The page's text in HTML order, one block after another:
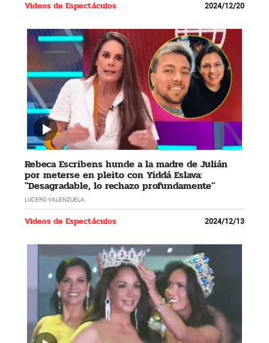
Videos de Espectáculos 2024/12/20
Rebeca Escribens hunde a la madre de Julián
por meterse en pleito con Yiddá Eslava:
"Desagradable, lo rechazo profundamente"
LUCERO VALENZUELA
Videos de Espectáculos 2024/12/13